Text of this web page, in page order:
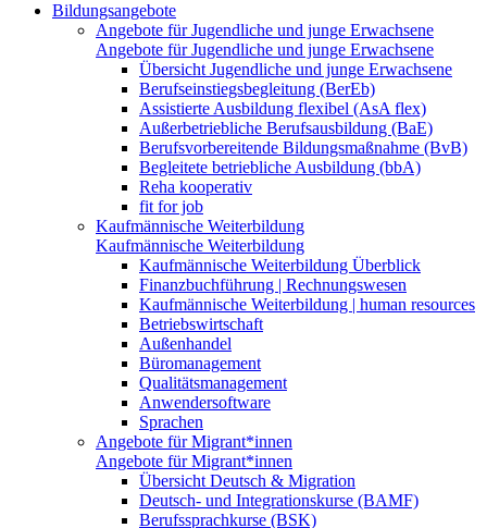
Bildungsangebote
Angebote für Jugendliche und junge Erwachsene
Angebote für Jugendliche und junge Erwachsene
Übersicht Jugendliche und junge Erwachsene
Berufseinstiegsbegleitung (BerEb)
Assistierte Ausbildung flexibel (AsA flex)
Außerbetriebliche Berufsausbildung (BaE)
Berufsvorbereitende Bildungsmaßnahme (BvB)
Begleitete betriebliche Ausbildung (bbA)
Reha kooperativ
fit for job
Kaufmännische Weiterbildung
Kaufmännische Weiterbildung
Kaufmännische Weiterbildung Überblick
Finanzbuchführung | Rechnungswesen
Kaufmännische Weiterbildung | human resources
Betriebswirtschaft
Außenhandel
Büromanagement
Qualitätsmanagement
Anwendersoftware
Sprachen
Angebote für Migrant*innen
Angebote für Migrant*innen
Übersicht Deutsch & Migration
Deutsch- und Integrationskurse (BAMF)
Berufssprachkurse (BSK)